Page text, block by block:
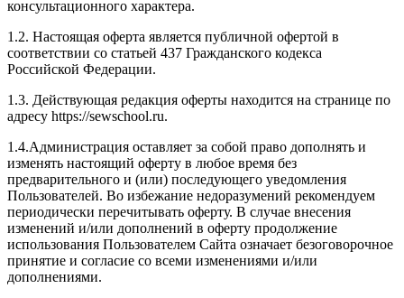
консультационного характера.
1.2. Настоящая оферта является публичной офертой в
соответствии со статьей 437 Гражданского кодекса
Российской Федерации.
1.3. Действующая редакция оферты находится на странице по
адресу https://sewschool.ru.
1.4.Администрация оставляет за собой право дополнять и
изменять настоящий оферту в любое время без
предварительного и (или) последующего уведомления
Пользователей. Во избежание недоразумений рекомендуем
периодически перечитывать оферту. В случае внесения
изменений и/или дополнений в оферту продолжение
использования Пользователем Сайта означает безоговорочное
принятие и согласие со всеми изменениями и/или
дополнениями.